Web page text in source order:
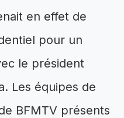
en effet de
pour un
le président
Les équipes de
BFMTV présents